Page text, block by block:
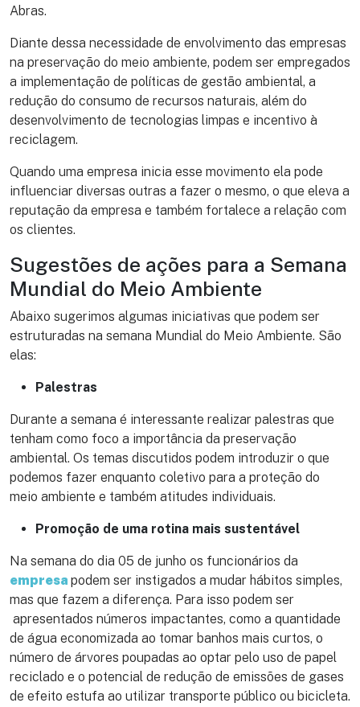
Abras.
Diante dessa necessidade de envolvimento das empresas
na preservação do meio ambiente, podem ser empregados
a implementação de políticas de gestão ambiental, a
redução do consumo de recursos naturais, além do
desenvolvimento de tecnologias limpas e incentivo à
reciclagem.
Quando uma empresa inicia esse movimento ela pode
influenciar diversas outras a fazer o mesmo, o que eleva a
reputação da empresa e também fortalece a relação com
os clientes.
Sugestões de ações para a Semana
Mundial do Meio Ambiente
Abaixo sugerimos algumas iniciativas que podem ser
estruturadas na semana Mundial do Meio Ambiente. São
elas:
Palestras
Durante a semana é interessante realizar palestras que
tenham como foco a importância da preservação
ambiental. Os temas discutidos podem introduzir o que
podemos fazer enquanto coletivo para a proteção do
meio ambiente e também atitudes individuais.
Promoção de uma rotina mais sustentável
Na semana do dia 05 de junho os funcionários da
empresa podem ser instigados a mudar hábitos simples,
mas que fazem a diferença. Para isso podem ser
apresentados números impactantes, como a quantidade
de água economizada ao tomar banhos mais curtos, o
número de árvores poupadas ao optar pelo uso de papel
reciclado e o potencial de redução de emissões de gases
de efeito estufa ao utilizar transporte público ou bicicleta.